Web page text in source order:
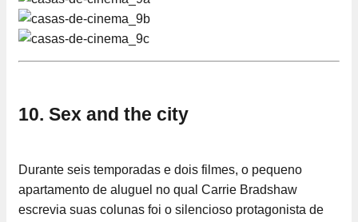
10. Sex and the city
Durante seis temporadas e dois filmes, o pequeno
apartamento de aluguel no qual Carrie Bradshaw
escrevia suas colunas foi o silencioso protagonista de